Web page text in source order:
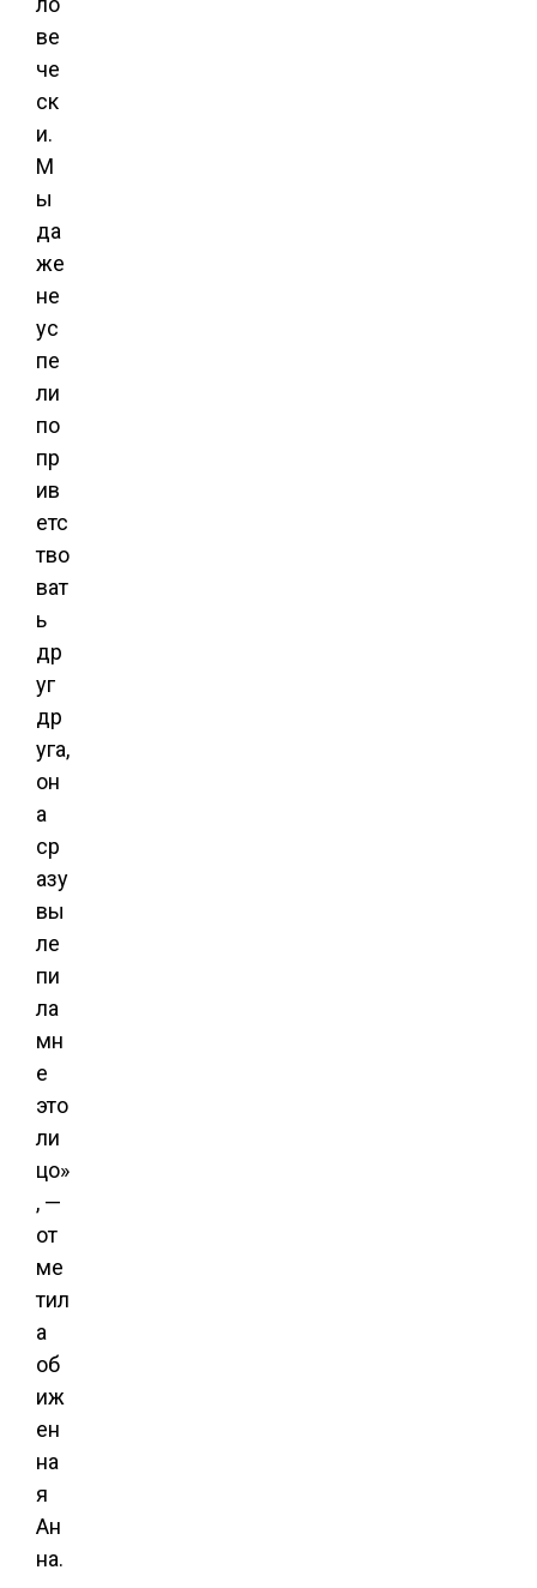
ве
че
ск
и.
М
ы
да
же
не
ус
пе
ли
по
пр
ив
етс
тво
ват
ь
др
уг
др
уга,
он
а
ср
азу
вы
ле
пи
ла
мн
е
это
ли
цо»
, —
от
ме
тил
а
об
иж
ен
на
я
Ан
на.